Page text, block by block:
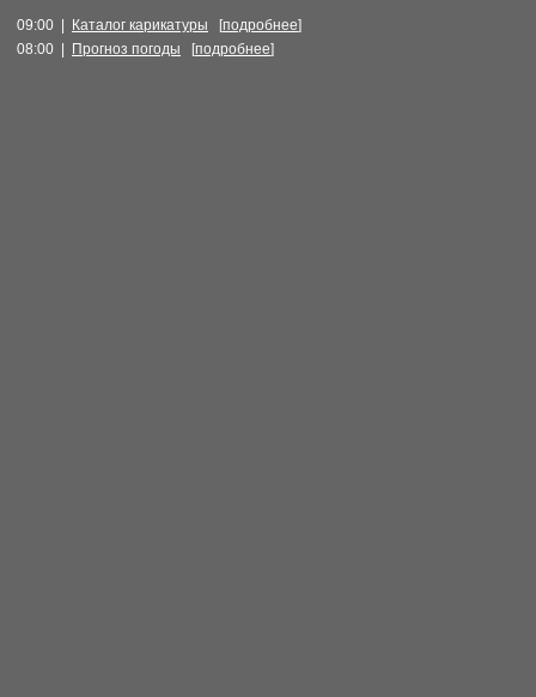
09:00 | Каталог карикатуры [подробнее]
08:00 |
Прогноз погоды [подробнее]